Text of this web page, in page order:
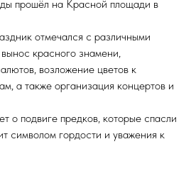
прошёл на Красной площади в
отмечался с различными
красного знамени,
возложение цветов к
а также организация концертов и
о подвиге предков, которые спасли
символом гордости и уважения к